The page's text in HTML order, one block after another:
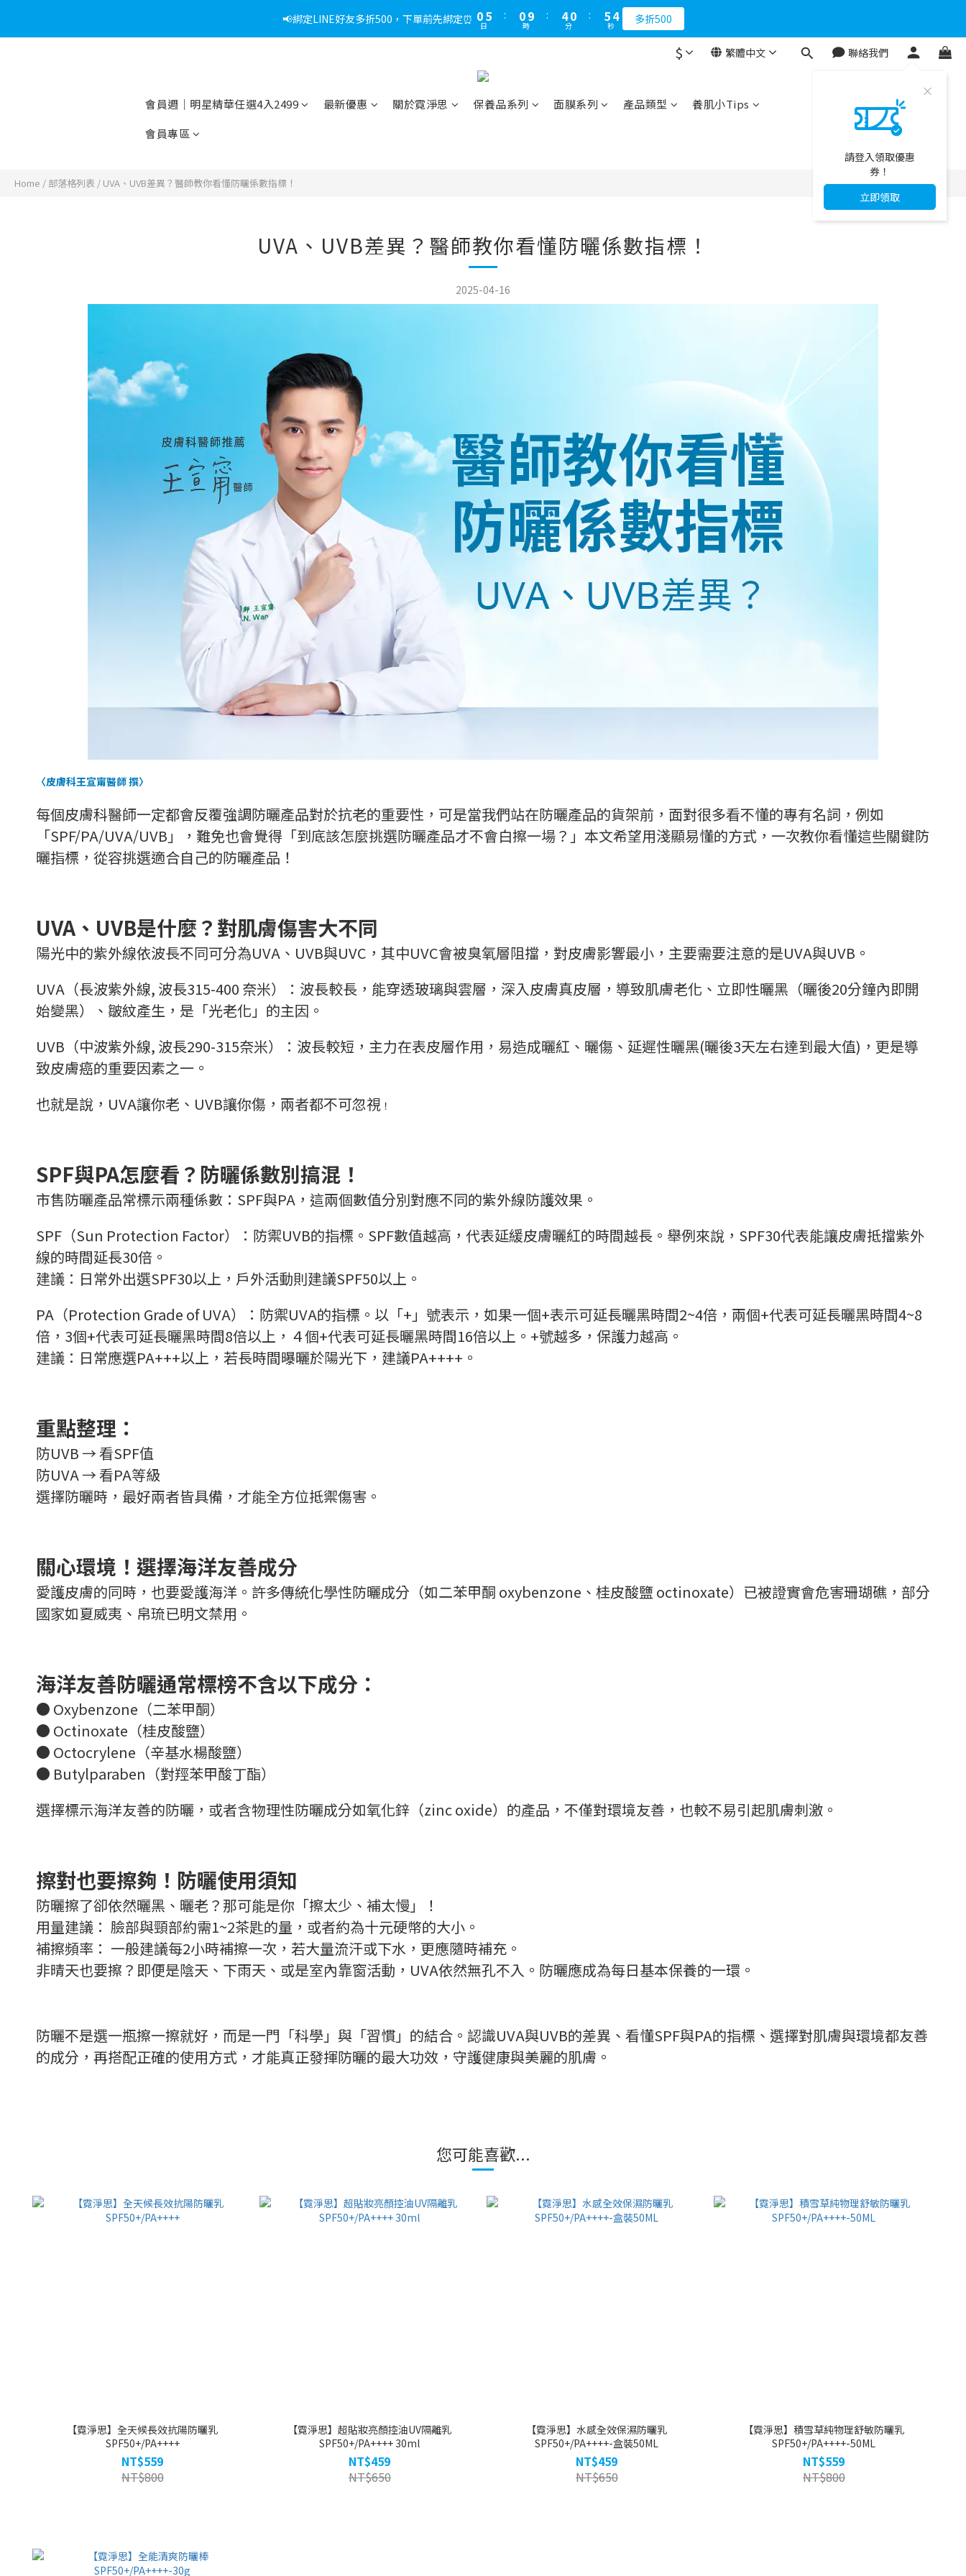
📢綁定LINE好友多折500，下單前先綁定⏰ 05
4
1
0
日
:
09
8
3
時
:
4
3
0
分
:
5
4
3
2
秒 多折500
$ 繁體中文 聯絡我們
請登入領取優惠
券！
立即領取
會員週｜明星精華任選4入2499 最新優惠 關於霓淨思 保養品系列 面膜系列 產品類型
養肌小Tips
會員專區
Home / 部落格列表 / UVA、UVB差異？醫師教你看懂防曬係數指標！
UVA、UVB差異？醫師教你看懂防曬係數指標！
2025-04-16
〈皮膚科王宣甯醫師 撰〉
每個皮膚科醫師一定都會反覆強調防曬產品對於抗老的重要性，可是當我們站在防曬產品的貨架前，面對很多看不懂的專有名詞，例如
「SPF/PA/UVA/UVB」，難免也會覺得「到底該怎麼挑選防曬產品才不會白擦一場？」本文希望用淺顯易懂的方式，一次教你看懂這些關鍵防
曬指標，從容挑選適合自己的防曬產品！
UVA、UVB是什麼？對肌膚傷害大不同
陽光中的紫外線依波長不同可分為UVA、UVB與UVC，其中UVC會被臭氧層阻擋，對皮膚影響最小，主要需要注意的是UVA與UVB。
UVA（長波紫外線, 波長315-400 奈米）：波長較長，能穿透玻璃與雲層，深入皮膚真皮層，導致肌膚老化、立即性曬黑（曬後20分鐘內即開
始變黑）、皺紋產生，是「光老化」的主因。
UVB（中波紫外線, 波長290-315奈米）：波長較短，主力在表皮層作用，易造成曬紅、曬傷、延遲性曬黑(曬後3天左右達到最大值)，更是導
致皮膚癌的重要因素之一。
也就是說，UVA讓你老、UVB讓你傷，兩者都不可忽視 ！
SPF與PA怎麼看？防曬係數別搞混！
市售防曬產品常標示兩種係數：SPF與PA，這兩個數值分別對應不同的紫外線防護效果。
SPF（Sun Protection Factor）：防禦UVB的指標。SPF數值越高，代表延緩皮膚曬紅的時間越長。舉例來說，SPF30代表能讓皮膚抵擋紫外
線的時間延長30倍。
建議：日常外出選SPF30以上，戶外活動則建議SPF50以上。
PA（Protection Grade of UVA）：防禦UVA的指標。以「+」號表示，如果一個+表示可延長曬黑時間2~4倍，兩個+代表可延長曬黑時間4~8
倍，3個+代表可延長曬黑時間8倍以上，４個+代表可延長曬黑時間16倍以上。+號越多，保護力越高。
建議：日常應選PA+++以上，若長時間曝曬於陽光下，建議PA++++。
重點整理：
防UVB → 看SPF值
防UVA → 看PA等級
選擇防曬時，最好兩者皆具備，才能全方位抵禦傷害。
關心環境！選擇海洋友善成分
愛護皮膚的同時，也要愛護海洋。許多傳統化學性防曬成分（如二苯甲酮 oxybenzone、桂皮酸鹽 octinoxate）已被證實會危害珊瑚礁，部分
國家如夏威夷、帛琉已明文禁用。
海洋友善防曬通常標榜不含以下成分：
● Oxybenzone（二苯甲酮）
● Octinoxate（桂皮酸鹽）
● Octocrylene（辛基水楊酸鹽）
● Butylparaben（對羥苯甲酸丁酯）
選擇標示海洋友善的防曬，或者含物理性防曬成分如氧化鋅（zinc oxide）的產品，不僅對環境友善，也較不易引起肌膚刺激。
擦對也要擦夠！防曬使用須知
防曬擦了卻依然曬黑、曬老？那可能是你「擦太少、補太慢」！
用量建議： 臉部與頸部約需1~2茶匙的量，或者約為十元硬幣的大小。
補擦頻率： 一般建議每2小時補擦一次，若大量流汗或下水，更應隨時補充。
非晴天也要擦？即便是陰天、下雨天、或是室內靠窗活動，UVA依然無孔不入。防曬應成為每日基本保養的一環。
防曬不是選一瓶擦一擦就好，而是一門「科學」與「習慣」的結合。認識UVA與UVB的差異、看懂SPF與PA的指標、選擇對肌膚與環境都友善
的成分，再搭配正確的使用方式，才能真正發揮防曬的最大功效，守護健康與美麗的肌膚。
您可能喜歡...
【霓淨思】全天候長效抗陽防曬乳
SPF50+/PA++++
NT$559
NT$800
【霓淨思】超貼妝亮顏控油UV隔離乳
SPF50+/PA++++ 30ml
NT$459
NT$650
【霓淨思】水感全效保濕防曬乳
SPF50+/PA++++-盒裝50ML
NT$459
NT$650
【霓淨思】積雪草純物理舒敏防曬乳
SPF50+/PA++++-50ML
NT$559
NT$800